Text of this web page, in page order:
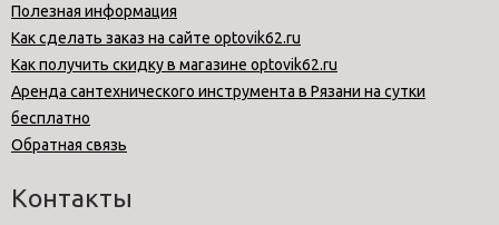
Полезная информация
Как сделать заказ на сайте optovik62.ru
Как получить скидку в магазине optovik62.ru
Аренда сантехнического инструмента в Рязани на сутки
бесплатно
Обратная связь
Контакты